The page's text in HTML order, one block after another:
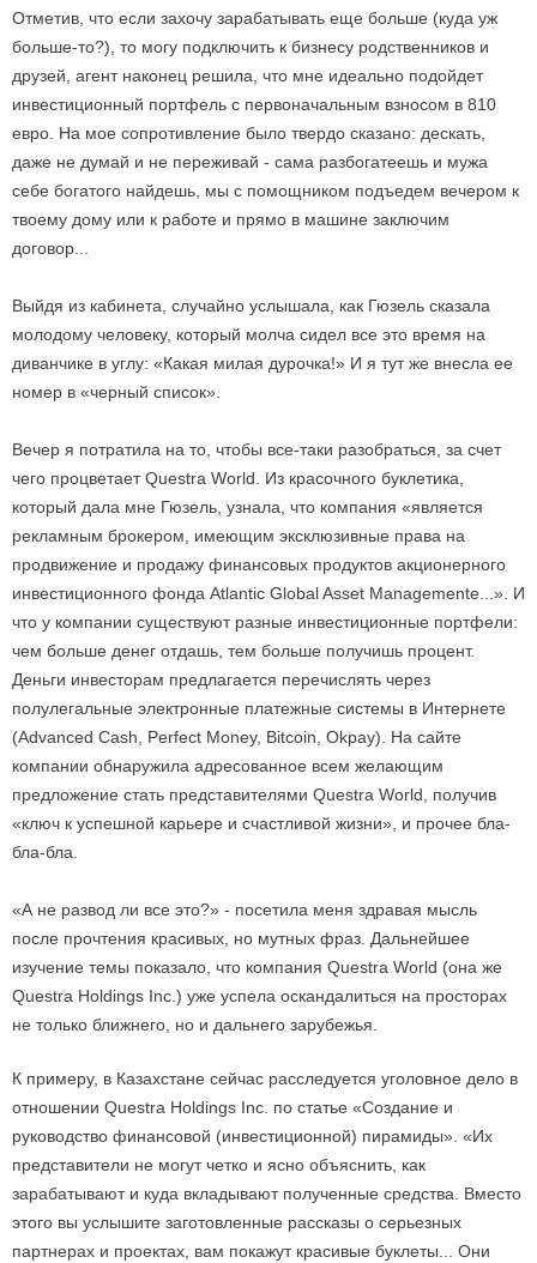
Отметив, что если захочу зарабатывать еще больше (куда уж
больше-то?), то могу подключить к бизнесу родственников и
друзей, агент наконец решила, что мне идеально подойдет
инвестиционный портфель с первоначальным взносом в 810
евро. На мое сопротивление было твердо сказано: дескать,
даже не думай и не переживай - сама разбогатеешь и мужа
себе богатого найдешь, мы с помощником подъедем вечером к
твоему дому или к работе и прямо в машине заключим
договор...
Выйдя из кабинета, случайно услышала, как Гюзель сказала
молодому человеку, который молча сидел все это время на
диванчике в углу: «Какая милая дурочка!» И я тут же внесла ее
номер в «черный список».
Вечер я потратила на то, чтобы все-таки разобраться, за счет
чего процветает Questra World. Из красочного буклетика,
который дала мне Гюзель, узнала, что компания «является
рекламным брокером, имеющим эксклюзивные права на
продвижение и продажу финансовых продуктов акционерного
инвестиционного фонда Atlantic Global Asset Managementе...». И
что у компании существуют разные инвестиционные портфели:
чем больше денег отдашь, тем больше получишь процент.
Деньги инвесторам предлагается перечислять через
полулегальные электронные платежные системы в Интернете
(Advanced Cash, Perfect Money, Bitcoin, Okpay). На сайте
компании обнаружила адресованное всем желающим
предложение стать представителями Questra World, получив
«ключ к успешной карьере и счастливой жизни», и прочее бла-
бла-бла.
«А не развод ли все это?» - посетила меня здравая мысль
после прочтения красивых, но мутных фраз. Дальнейшее
изучение темы показало, что компания Questra World (она же
Questra Holdings Inc.) уже успела оскандалиться на просторах
не только ближнего, но и дальнего зарубежья.
К примеру, в Казахстане сейчас расследуется уголовное дело в
отношении Questra Holdings Inc. по статье «Создание и
руководство финансовой (инвестиционной) пирамиды». «Их
представители не могут четко и ясно объяснить, как
зарабатывают и куда вкладывают полученные средства. Вместо
этого вы услышите заготовленные рассказы о серьезных
партнерах и проектах, вам покажут красивые буклеты... Они